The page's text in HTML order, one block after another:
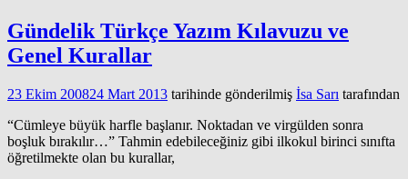
Gündelik Türkçe Yazım Kılavuzu ve
Genel Kurallar
23 Ekim 200824 Mart 2013 tarihinde gönderilmiş İsa Sarı tarafından
“Cümleye büyük harfle başlanır. Noktadan ve virgülden sonra
boşluk bırakılır…” Tahmin edebileceğiniz gibi ilkokul birinci sınıfta
öğretilmekte olan bu kurallar,